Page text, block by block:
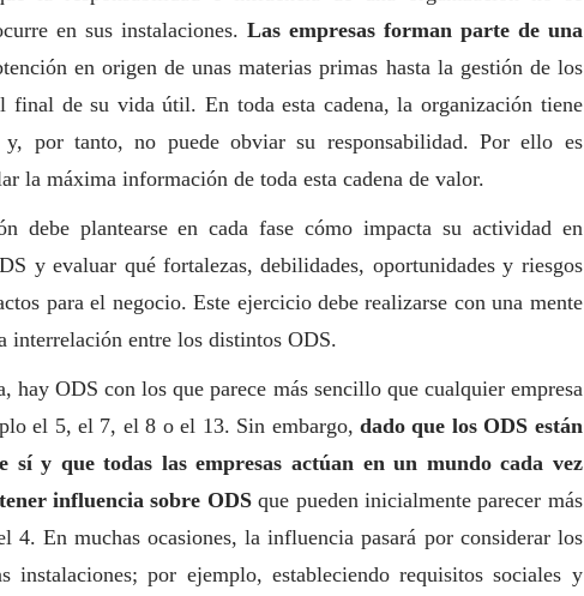
en sus instalaciones. Las empresas forman parte de una
en origen de unas materias primas hasta la gestión de los
final de su vida útil. En toda esta cadena, la organización tiene
por tanto, no puede obviar su responsabilidad. Por ello es
la máxima información de toda esta cadena de valor.
debe plantearse en cada fase cómo impacta su actividad en
y evaluar qué fortalezas, debilidades, oportunidades y riesgos
para el negocio. Este ejercicio debe realizarse con una mente
interrelación entre los distintos ODS.
hay ODS con los que parece más sencillo que cualquier empresa
el 5, el 7, el 8 o el 13. Sin embargo, dado que los ODS están
sí y que todas las empresas actúan en un mundo cada vez
influencia sobre ODSque pueden inicialmente parecer más
4. En muchas ocasiones, la influencia pasará por considerar los
instalaciones; por ejemplo, estableciendo requisitos sociales y